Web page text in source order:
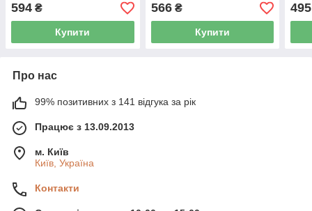
594 ₴
Купити
566₴
Купити
495
Про нас
99% позитивних з 141 відгука за рік
Працює з 13.09.2013
м. Київ
Київ, Україна
Контакти